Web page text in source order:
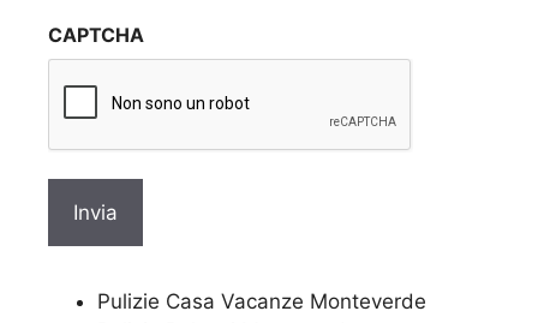
privacy
CAPTCHA
Pulizie Casa Vacanze Monteverde